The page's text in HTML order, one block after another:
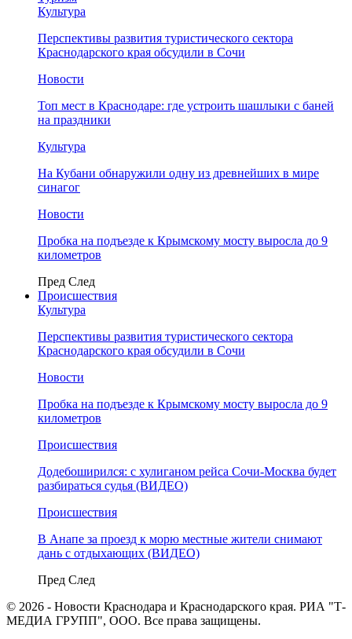
Культура
Перспективы развития туристического сектора
Краснодарского края обсудили в Сочи
Новости
Топ мест в Краснодаре: где устроить шашлыки с баней
на праздники
Культура
На Кубани обнаружили одну из древнейших в мире
синагог
Новости
Пробка на подъезде к Крымскому мосту выросла до 9
километров
Пред След
Происшествия
Культура
Перспективы развития туристического сектора
Краснодарского края обсудили в Сочи
Новости
Пробка на подъезде к Крымскому мосту выросла до 9
километров
Происшествия
Додебоширился: с хулиганом рейса Сочи-Москва будет
разбираться судья (ВИДЕО)
Происшествия
В Анапе за проезд к морю местные жители снимают
дань с отдыхающих (ВИДЕО)
Пред След
© 2026 - Новости Краснодара и Краснодарского края. РИА "Т-
МЕДИА ГРУПП", ООО. Все права защищены.